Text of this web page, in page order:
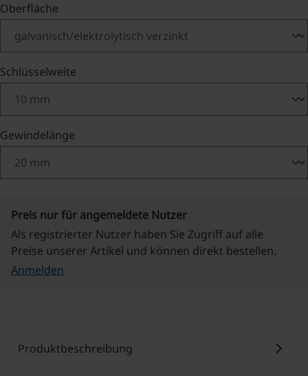
Oberfläche
Schlüsselweite
Gewindelänge
Preis nur für angemeldete Nutzer
Als registrierter Nutzer haben Sie Zugriff auf alle
Preise unserer Artikel und können direkt bestellen.
Anmelden
Produktbeschreibung chevron_right